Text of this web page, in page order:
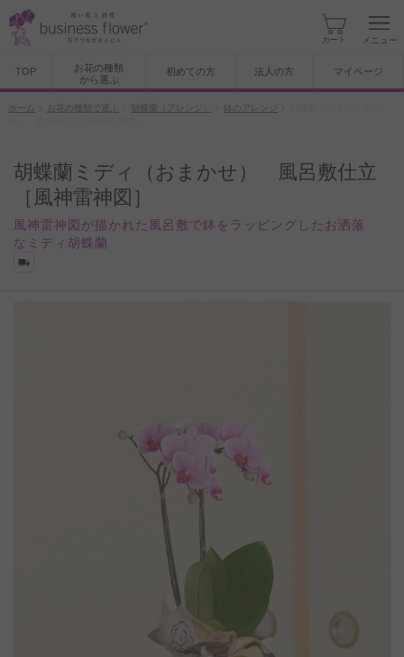
カート メニュー
TOP
お花の種類
から選ぶ
初めての方 法人の方 マイページ
ホーム お花の種類で選ぶ 胡蝶蘭（アレンジ） 鉢のアレンジ
胡蝶蘭ミディ（おまかせ） 風呂敷仕立
［風神雷神図］
風神雷神図が描かれた風呂敷で鉢をラッピングしたお洒落
なミディ胡蝶蘭